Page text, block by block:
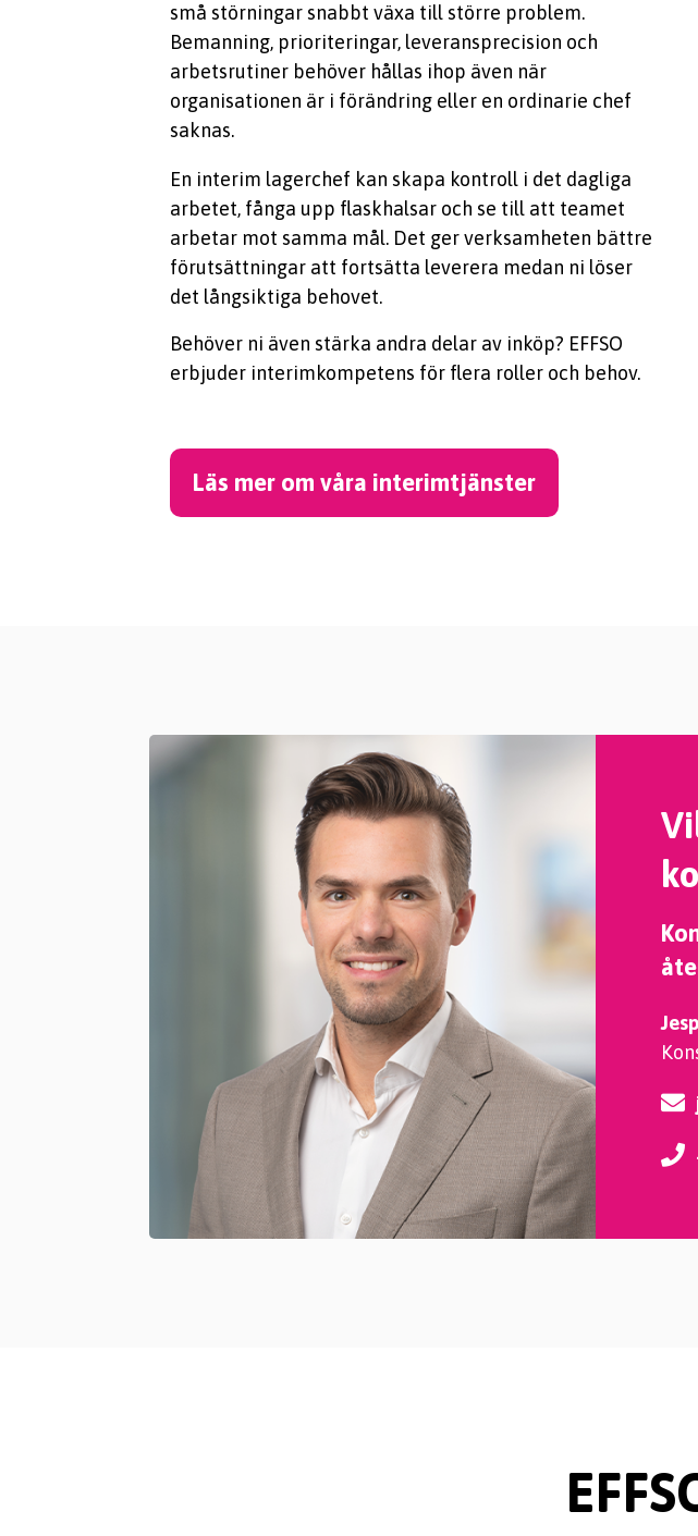
små störningar snabbt växa till större problem.
Bemanning, prioriteringar, leveransprecision och
arbetsrutiner behöver hållas ihop även när
organisationen är i förändring eller en ordinarie chef
saknas.
En interim lagerchef kan skapa kontroll i det dagliga
arbetet, fånga upp flaskhalsar och se till att teamet
arbetar mot samma mål. Det ger verksamheten bättre
förutsättningar att fortsätta leverera medan ni löser
det långsiktiga behovet.
Behöver ni även stärka andra delar av inköp? EFFSO
erbjuder interimkompetens för flera roller och behov.
Läs mer om våra interimtjänster